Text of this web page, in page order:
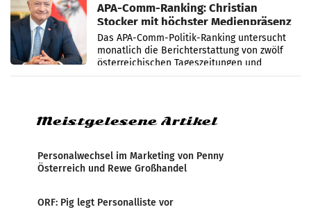
APA-Comm-Ranking: Christian
Stocker mit höchster Medienpräsenz
im Juli
Das APA-Comm-Politik-Ranking untersucht
monatlich die Berichterstattung von zwölf
österreichischen Tageszeitungen und
analysiert, welche Politikerinnen und
Meistgelesene Artikel
Personalwechsel im Marketing von Penny
Österreich und Rewe Großhandel
ORF: Pig legt Personalliste vor